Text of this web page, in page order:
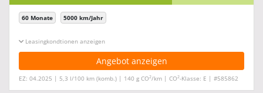
60 Monate 5000 km/Jahr
Leasingkonditionen ein-/ausblenden
Angebot anzeigen
EZ: 04.2025 | 5,3 l/100 km (komb.) | 140 g CO2/km | CO2-Klasse: E | #585862